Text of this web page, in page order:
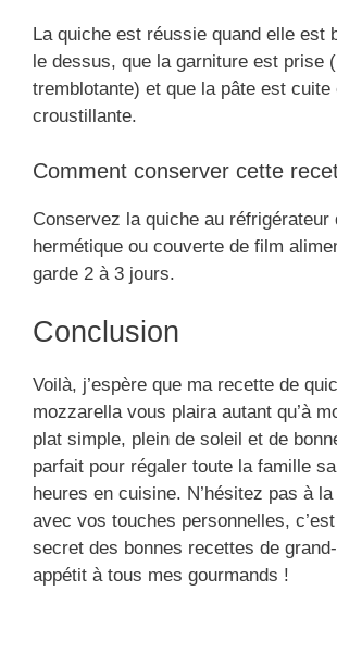
La quiche est réussie quand elle est
le dessus, que la garniture est prise
tremblotante) et que la pâte est cuite
croustillante.
Comment conserver cette
Conservez la quiche au réfrigérateur
hermétique ou couverte de film
garde 2 à 3 jours.
Conclusion
Voilà, j’espère que ma recette de
mozzarella vous plaira autant qu’à
plat simple, plein de soleil et de
parfait pour régaler toute la famille
heures en cuisine. N’hésitez pas à
avec vos touches personnelles,
secret des bonnes recettes de
appétit à tous mes gourmands !